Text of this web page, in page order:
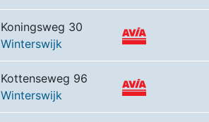
Koningsweg 30
Winterswijk
Kottenseweg 96
Winterswijk